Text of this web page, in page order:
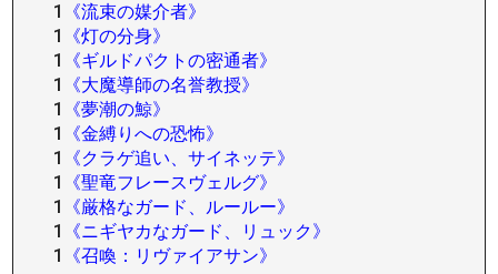
1
《流束の媒介者》
1
《灯の分身》
1
《ギルドパクトの密通者》
1
《大魔導師の名誉教授》
1
《夢潮の鯨》
1
《金縛りへの恐怖》
1
《クラゲ追い、サイネッテ》
1
《聖竜フレースヴェルグ》
1
《厳格なガード、ルールー》
1
《ニギヤカなガード、リュック》
1
《召喚：リヴァイアサン》